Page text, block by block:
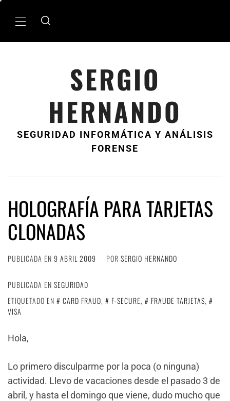
MenÃº
SERGIO
HERNANDO
SEGURIDAD INFORMÁTICA Y ANÁLISIS
FORENSE
HOLOGRAFÍA PARA TARJETAS
CLONADAS
PUBLICADA EN 9 ABRIL 2009 POR SERGIO HERNANDO
PUBLICADA EN SEGURIDAD
ETIQUETADO EN
CARD FRAUD, F-SECURE, FRAUDE TARJETAS,
VISA
Hola,
Lo primero disculparme por la poca (o ninguna)
actividad. Llevo de vacaciones desde el pasado 3 de
abril, y hasta el domingo que viene, dudo mucho que